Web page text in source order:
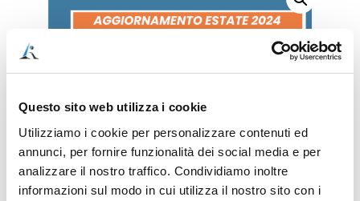
Questo sito web utilizza i cookie
Utilizziamo i cookie per personalizzare contenuti ed
annunci, per fornire funzionalità dei social media e per
analizzare il nostro traffico. Condividiamo inoltre
informazioni sul modo in cui utilizza il nostro sito con i